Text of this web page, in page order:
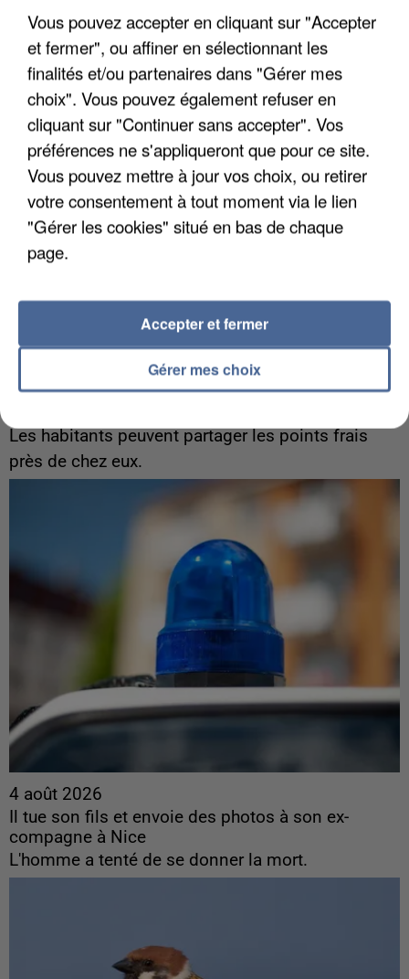
découverte d’un enfant de...
Trois personnes ont été placées en garde à vue.
Le gouvernement et l’Ademe publient une carte
Les habitants peuvent partager les points frais
près de chez eux.
4 août 2026
Il tue son fils et envoie des photos à son ex-
compagne à Nice
L'homme a tenté de se donner la mort.
Vous pouvez accepter en cliquant sur "Accepter
et fermer", ou affiner en sélectionnant les
finalités et/ou partenaires dans "Gérer mes
choix". Vous pouvez également refuser en
cliquant sur "Continuer sans accepter". Vos
préférences ne s'appliqueront que pour ce site.
Vous pouvez mettre à jour vos choix, ou retirer
votre consentement à tout moment via le lien
"Gérer les cookies" situé en bas de chaque
page.
Gérer mes choix
Accepter et fermer